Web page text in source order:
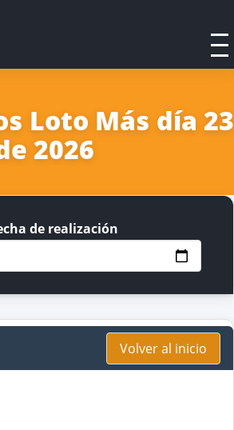
Loto Más día 23
2026
de realización
Volver al inicio